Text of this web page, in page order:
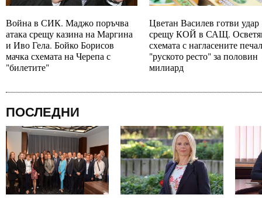
Война в СИК. Маджо поръчва
атака срещу казина на Маргина
и Иво Гела. Бойко Борисов
мачка схемата на Черепа с
"билетите"
Цветан Василев готви удар
срещу КОЙ в САЩ.
схемата с нагласените
"руското ресто" за половин
милиард
ПОСЛЕДНИ